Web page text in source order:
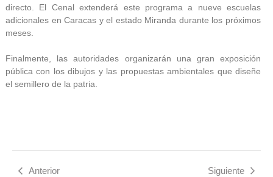
directo. El Cenal extenderá este programa a nueve escuelas
adicionales en Caracas y el estado Miranda durante los próximos
meses.
Finalmente, las autoridades organizarán una gran exposición
pública con los dibujos y las propuestas ambientales que diseñe
el semillero de la patria.
Anterior Siguiente